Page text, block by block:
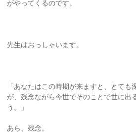
がやってくるのです。
先生はおっしゃいます。
「あなたはこの時期が来ますと、とても
が、残念ながら今世でそのことで世に出
う。」
あら、残念。